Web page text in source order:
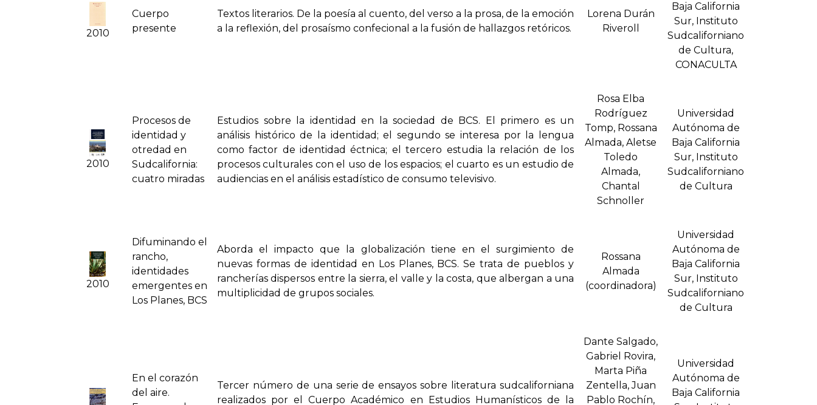
2010
Cuerpo
presente
Textos literarios. De la poesía al cuento, del verso a la prosa, de la emoción
a la reflexión, del prosaísmo confecional a la fusión de hallazgos retóricos.
Lorena Durán
Riveroll
Baja California
Sur, Instituto
Sudcaliforniano
de Cultura,
CONACULTA
2010
Procesos de
identidad y
otredad en
Sudcalifornia:
cuatro miradas
Estudios sobre la identidad en la sociedad de BCS. El primero es un
análisis histórico de la identidad; el segundo se interesa por la lengua
como factor de identidad éctnica; el tercero estudia la relación de los
procesos culturales con el uso de los espacios; el cuarto es un estudio de
audiencias en el análisis estadístico de consumo televisivo.
Rosa Elba
Rodrí­guez
Tomp, Rossana
Almada, Aletse
Toledo
Almada,
Chantal
Schnoller
Universidad
Autónoma de
Baja California
Sur, Instituto
Sudcaliforniano
de Cultura
2010
Difuminando el
rancho,
identidades
emergentes en
Los Planes, BCS
Aborda el impacto que la globalización tiene en el surgimiento de
nuevas formas de identidad en Los Planes, BCS. Se trata de pueblos y
rancherías dispersos entre la sierra, el valle y la costa, que albergan a una
multiplicidad de grupos sociales.
Rossana
Almada
(coordinadora)
Universidad
Autónoma de
Baja California
Sur, Instituto
Sudcaliforniano
de Cultura
En el corazón
del aire.
Tercer número de una serie de ensayos sobre literatura sudcaliforniana
realizados por el Cuerpo Académico en Estudios Humanísticos de la
Dante Salgado,
Gabriel Rovira,
Marta Piña
Zentella, Juan
Pablo Rochí­n,
Universidad
Autónoma de
Baja California